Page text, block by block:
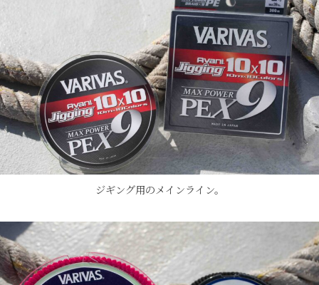
ジギング用のメインライン。